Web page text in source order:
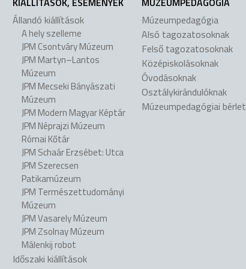
Állandó kiállítások
A hely szelleme
JPM Csontváry Múzeum
JPM Martyn–Lantos
Múzeum
JPM Mecseki Bányászati
Múzeum
JPM Modern Magyar Képtár
JPM Néprajzi Múzeum
Római Kőtár
JPM Schaár Erzsébet: Utca
JPM Szerecsen
Patikamúzeum
JPM Természettudományi
Múzeum
JPM Vasarely Múzeum
JPM Zsolnay Múzeum
Málenkij robot
Időszaki kiállítások
Múzeumpedagógia
Alsó tagozatosoknak
Felső tagozatosoknak
Középiskolásoknak
Óvodásoknak
Osztálykirándulóknak
Múzeumpedagógiai bérlet